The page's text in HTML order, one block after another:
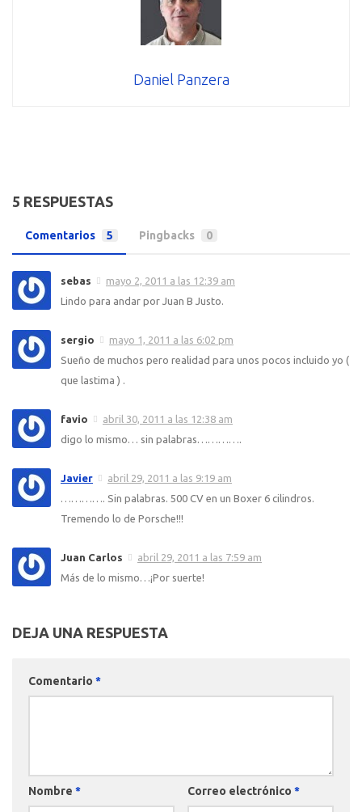
Daniel Panzera
5 RESPUESTAS
Comentarios 5 Pingbacks 0
sebas
mayo 2, 2011 a las 12:39 am
Lindo para andar por Juan B Justo.
sergio
mayo 1, 2011 a las 6:02 pm
Sueño de muchos pero realidad para unos pocos incluido yo (
que lastima ) .
favio
abril 30, 2011 a las 12:38 am
digo lo mismo… sin palabras………….
Javier
abril 29, 2011 a las 9:19 am
…………. Sin palabras. 500 CV en un Boxer 6 cilindros.
Tremendo lo de Porsche!!!
Juan Carlos
abril 29, 2011 a las 7:59 am
Más de lo mismo…¡Por suerte!
DEJA UNA RESPUESTA
Comentario *
Nombre * Correo electrónico *